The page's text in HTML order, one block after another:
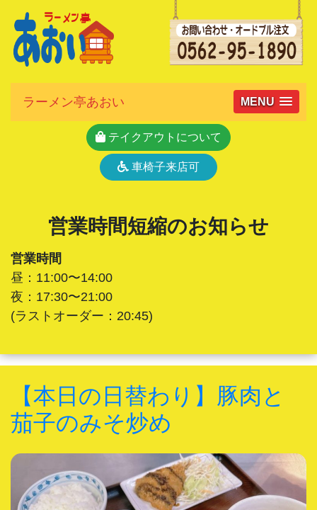
ラーメン亭あおい MENU
テイクアウトについて
車椅子来店可
営業時間短縮のお知らせ
営業時間
昼：11:00〜14:00
夜：17:30〜21:00
(ラストオーダー：20:45)
【本日の日替わり】豚肉と
茄子のみそ炒め